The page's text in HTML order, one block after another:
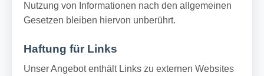
Nutzung von Informationen nach den allgemeinen
Gesetzen bleiben hiervon unberührt.
Haftung für Links
Unser Angebot enthält Links zu externen Websites